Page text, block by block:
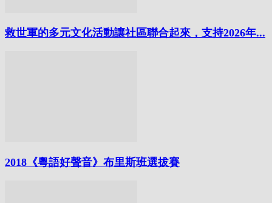
救世軍的多元文化活動讓社區聯合起來，支持2026年...
2018《粵語好聲音》布里斯班選拔賽